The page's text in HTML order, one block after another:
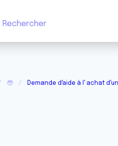
🥹 Demande d'aide à l' achat